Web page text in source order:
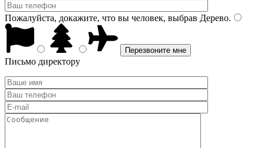
Пожалуйста, докажите, что вы человек, выбрав Дерево.
Письмо директору